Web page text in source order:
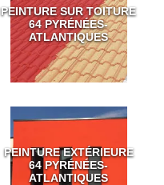
PEINTURE SUR TOITURE
64 PYRÉNÉES-
ATLANTIQUES
PEINTURE EXTÉRIEURE
64 PYRÉNÉES-
ATLANTIQUES